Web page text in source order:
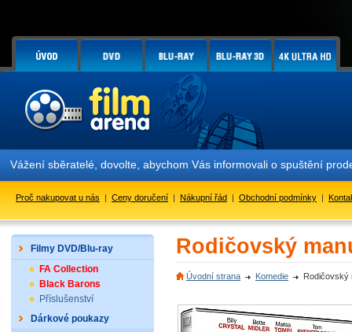
sběratelé, dovolte, abychom Vás informovali o spuštění prodeje
Proč nakupovat u nás | Ceny doručení | Nákupní řád | Obchodní podmínky |
Filmy DVD/Blu-ray
FA Collection
Black Barons
Příslušenství
Dárkové poukazy
Rodičovský
Úvodní strana Komedie Rodičovský